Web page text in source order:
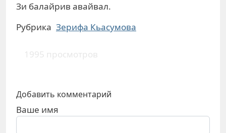
Зи балайрив авайвал.
Рубрика Зерифа Кьасумова
1995 просмотров
Добавить комментарий
Ваше имя